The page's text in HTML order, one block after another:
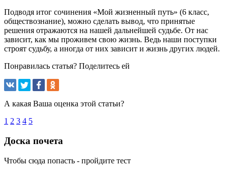
Подводя итог сочинения «Мой жизненный путь» (6 класс,
обществознание), можно сделать вывод, что принятые
решения отражаются на нашей дальнейшей судьбе. От нас
зависит, как мы проживем свою жизнь. Ведь наши поступки
строят судьбу, а иногда от них зависит и жизнь других людей.
Понравилась статья? Поделитесь ей
А какая Ваша оценка этой статьи?
1 2 3 4 5
Доска почета
Чтобы сюда попасть - пройдите тест